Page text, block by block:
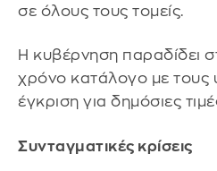
σε όλους τους τομείς.
Η κυβέρνηση παραδίδει
χρόνο κατάλογο με τους
έγκριση για δημόσιες
Συνταγματικές κρίσεις